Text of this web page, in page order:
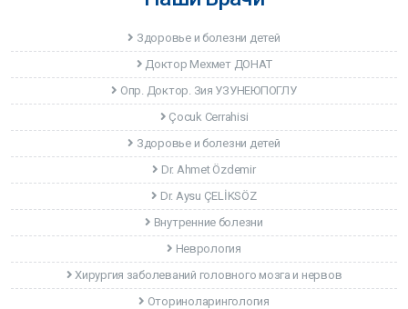
Здоровье и болезни детей
Доктор Мехмет ДОНАТ
Опр. Доктор. Зия УЗУНЕЮПОГЛУ
Çocuk Cerrahisi
Здоровье и болезни детей
Dr. Ahmet Özdemir
Dr. Aysu ÇELİKSÖZ
Внутренние болезни
Неврология
Хирургия заболеваний головного мозга и нервов
Оториноларингология